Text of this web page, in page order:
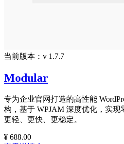
当前版本：v 1.7.7
Modular
专为企业官网打造的高性能
构，基于 WPJAM 深度优化，实现
更轻、更快、更稳定。
¥ 688.00